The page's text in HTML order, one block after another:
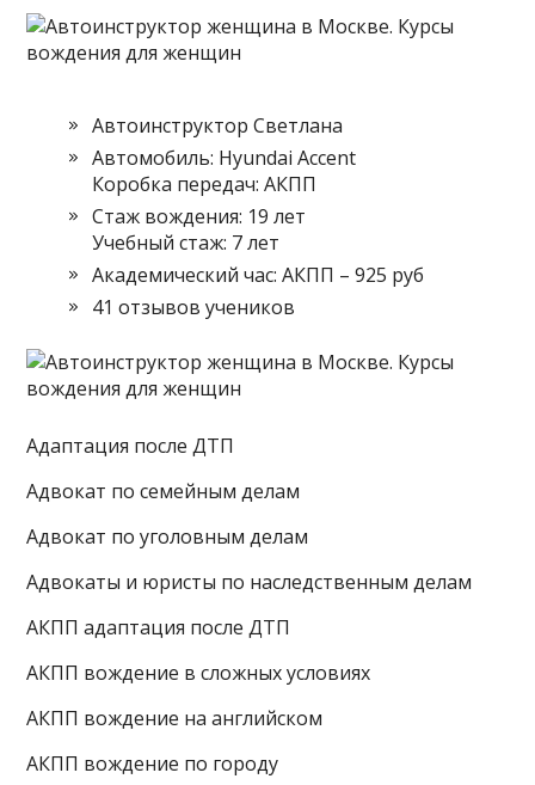
Автоинструктор Светлана
Автомобиль: Hyundai Accent
Коробка передач: АКПП
Стаж вождения: 19 лет
Учебный стаж: 7 лет
Академический час: АКПП – 925 руб
41 отзывов учеников
Адаптация после ДТП
Адвокат по семейным делам
Адвокат по уголовным делам
Адвокаты и юристы по наследственным делам
АКПП адаптация после ДТП
АКПП вождение в сложных условиях
АКПП вождение на английском
АКПП вождение по городу